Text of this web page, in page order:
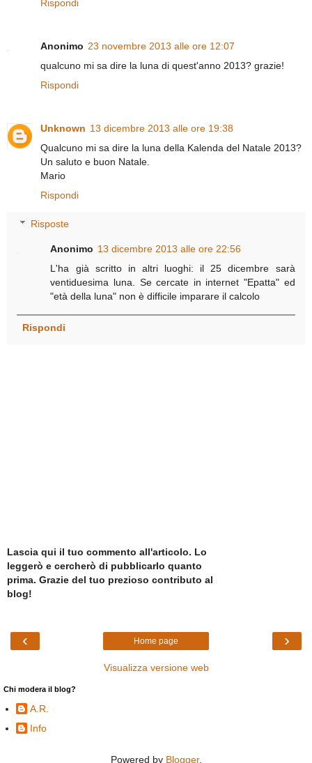
Rispondi
Anonimo 23 novembre 2013 alle ore 12:07
qualcuno mi sa dire la luna di quest'anno 2013? grazie!
Rispondi
Unknown 13 dicembre 2013 alle ore 19:38
Qualcuno mi sa dire la luna della Kalenda del Natale 2013?
Un saluto e buon Natale.
Mario
Rispondi
Risposte
Anonimo 13 dicembre 2013 alle ore 22:56
L'ha già scritto in altri luoghi: il 25 dicembre sarà
ventiduesima luna. Se cercate in internet "Epatta" ed
"età della luna" non è difficile imparare il calcolo
Rispondi
Lascia qui il tuo commento all'articolo. Lo
leggerò e cercherò di pubblicarlo quanto
prima. Grazie del tuo prezioso contributo al
blog!
‹ ›
Home page
Visualizza versione web
Chi modera il blog?
A.R.
Info
Powered by Blogger.